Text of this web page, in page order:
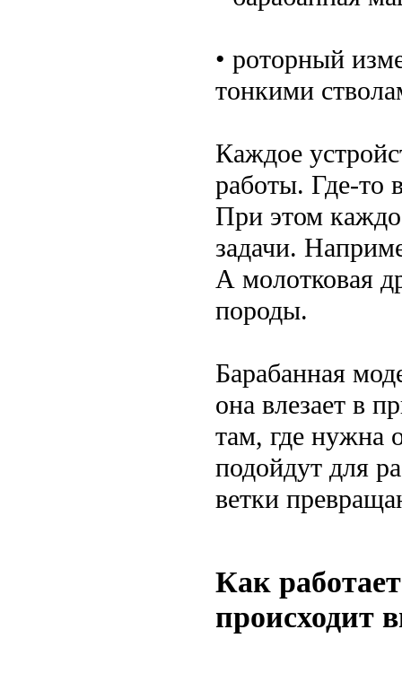
• роторный
тонкими
Каждое
работы. Где-то
При этом
задачи.
А молотковая
породы.
Барабанная
она влезает в
там, где нужна
подойдут для
ветки
Как
происходит